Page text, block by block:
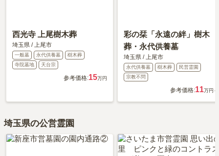
西光寺 上尾樹木葬
埼玉県 / 上尾市
一般墓 永代供養墓
樹木葬
寺院墓地
天台宗
参考価格:15万円
彩の栞「永遠の絆」樹木
葬・永代供養墓
埼玉県 / 上尾市
永代供養墓 樹木葬
民営霊園
宗教不問
参考価格:11万円～
埼玉県の公営霊園